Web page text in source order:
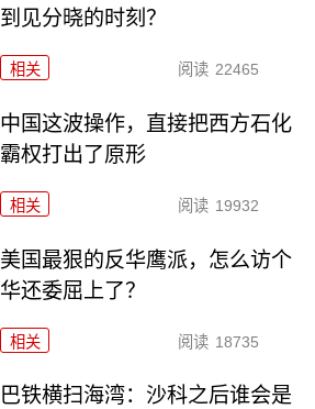
到见分晓的时刻？
相关 阅读 22465
中国这波操作，直接把西方石化
霸权打出了原形
相关 阅读 19932
美国最狠的反华鹰派，怎么访个
华还委屈上了？
相关 阅读 18735
巴铁横扫海湾：沙科之后谁会是